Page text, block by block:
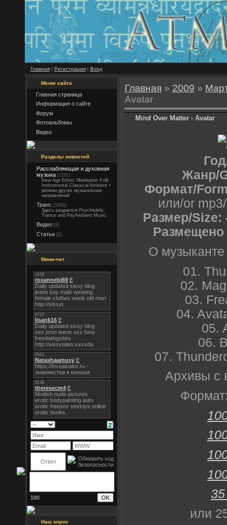
Главная | Регистрация | Вход
Меню сайта
Главная страница
Информация о сайте
Форум
Фотоальбомы
Видео
Разделы новостей
Расслабляющая и духовная
музыка [1261]
New Age Ethnic Meditation Folk
Instrumental Classical Ambient +
релизы других музыкальных
направлений
Транс [1669]
Здесь раздается Psychedelic
Trance and PsyAmbient Music.
Видео [8]
Статьи [2]
Мини-чат
100
Наш опрос
Главная » 2009 »
Avatar
Mind Over Matter - Avatar
Жанр/
Формат/
или/or
Размер/Size:
Размещено
О музыканте
01.
02.
03.
04.
05.
06.
07.
Архивы с
или